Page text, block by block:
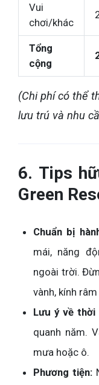
Vui
chơi/khác
Tổng
cộng
(Chi phí có thể
lưu trú và nhu
6. Tips
Green
Chuẩn bị
mái, năng
ngoài trời.
vành, kính
Lưu ý về
quanh năm.
mưa hoặc ô.
Phương tiện: